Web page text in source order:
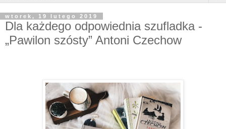
wtorek, 19 lutego 2019
Dla każdego odpowiednia szufladka -
„Pawilon szósty” Antoni Czechow